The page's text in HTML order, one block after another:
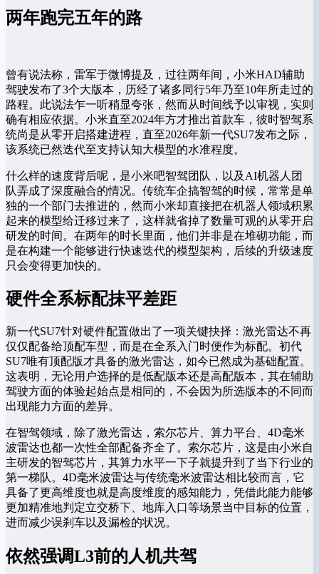
两年跑完五年的路
曾有说法称，雷军于微博提及，过往两年间，小米HAD辅助
驾驶发布了3个大版本，历经了诸多同行5年乃至10年所走过的
路程。此说法乍一听稍显夸张，然而从时间线予以审视，实则
确有相应依据。小米直至2024年方才推出首款车，彼时智驾系
统尚是从零开启搭建进程，直至2026年新一代SU7发布之际，
该系统已然迭代至支持认知大模型的水准程度。
什么样的速度背后呢，是小米吧智驾团队，以及AI机器人团
队弄成了深度融合的情况。传统车企搞智驾的时候，常常是单
独的一个部门去推进的，然而小米却直接把在机器人领域积累
起来的模型给迁移过来了，这样就省掉了数量可观的从零开启
研发的时间。在两年的时长里面，他们并非是在堆砌功能，而
是在构建一个能够进行快速迭代的模型架构，后续的升级速度
只会变得更加快的。
硬件全系标配抹平差距
新一代SU7针对硬件配置做出了一项关键抉择：激光雷达不再
仅仅配备给顶配车型，而是在全系入门时便作为标配。初代
SU7唯有顶配版才具备的激光雷达，如今已然成为基础配置。
这表明，无论用户选择的是低配版本还是高配版本，其在辅助
驾驶方面的体验起始点是相同的，不会因为所选版本的不同而
出现能力方面的差异。
在智驾领域，除了激光雷达，索尔芯片、算力平台、4D毫米
波雷达也都一次性全部配备齐全了。索尔芯片，这是由小米自
主研发的智驾芯片，其算力水平一下子就提升到了当下行业的
第一梯队。4D毫米波雷达与传统毫米波雷达相比较而言，它
具备了更高维度也就是高度维度的感知能力，凭借此能力能够
更加精准地判定立交桥下、地库入口等场景当中目标的位置，
进而减少误刹车以及漏检的状况。
依然强调L3前的人机共驾